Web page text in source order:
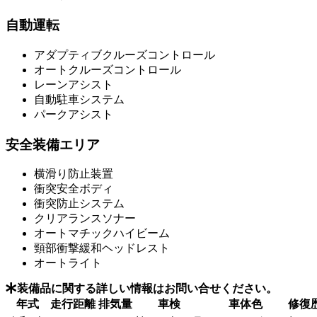
自動運転
アダプティブクルーズコントロール
オートクルーズコントロール
レーンアシスト
自動駐車システム
パークアシスト
安全装備エリア
横滑り防止装置
衝突安全ボディ
衝突防止システム
クリアランスソナー
オートマチックハイビーム
頸部衝撃緩和ヘッドレスト
オートライト
装備品に関する詳しい情報はお問い合せください。
年式 走行距離 排気量 車検 車体色
修復